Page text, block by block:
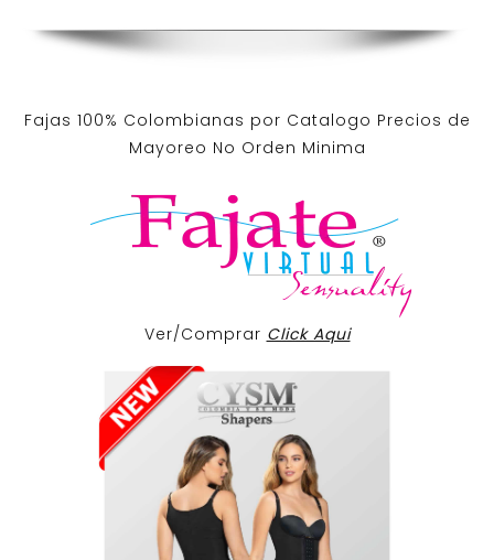
Fajas 100% Colombianas por Catalogo Precios de
Mayoreo No Orden Minima
Ver/Comprar Click Aqui